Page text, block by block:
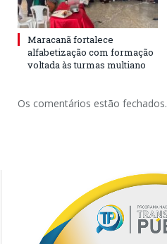
Maracanã fortalece
alfabetização com formação
voltada às turmas multiano
Os comentários estão fechados.